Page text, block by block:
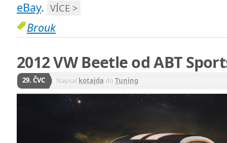
eBay. VÍCE >
Brouk
2012 VW Beetle od ABT
29. ČVC Napsal kotajda do Tuning